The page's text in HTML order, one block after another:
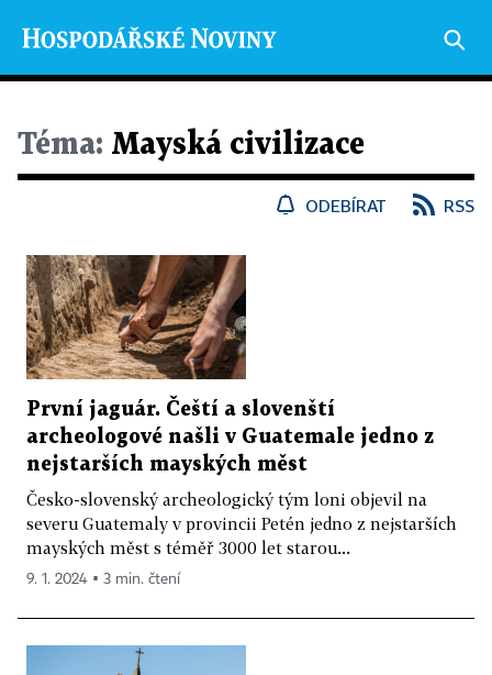
Téma: Mayská civilizace
ODEBÍRAT RSS
První jaguár. Čeští a slovenští
archeologové našli v Guatemale jedno z
nejstarších mayských měst
Česko-slovenský archeologický tým loni objevil na
severu Guatemaly v provincii Petén jedno z nejstarších
mayských měst s téměř 3000 let starou...
9. 1. 2024 ▪ 3 min. čtení